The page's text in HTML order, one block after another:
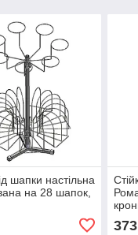
шапки настільна
на 28 шапок,
373